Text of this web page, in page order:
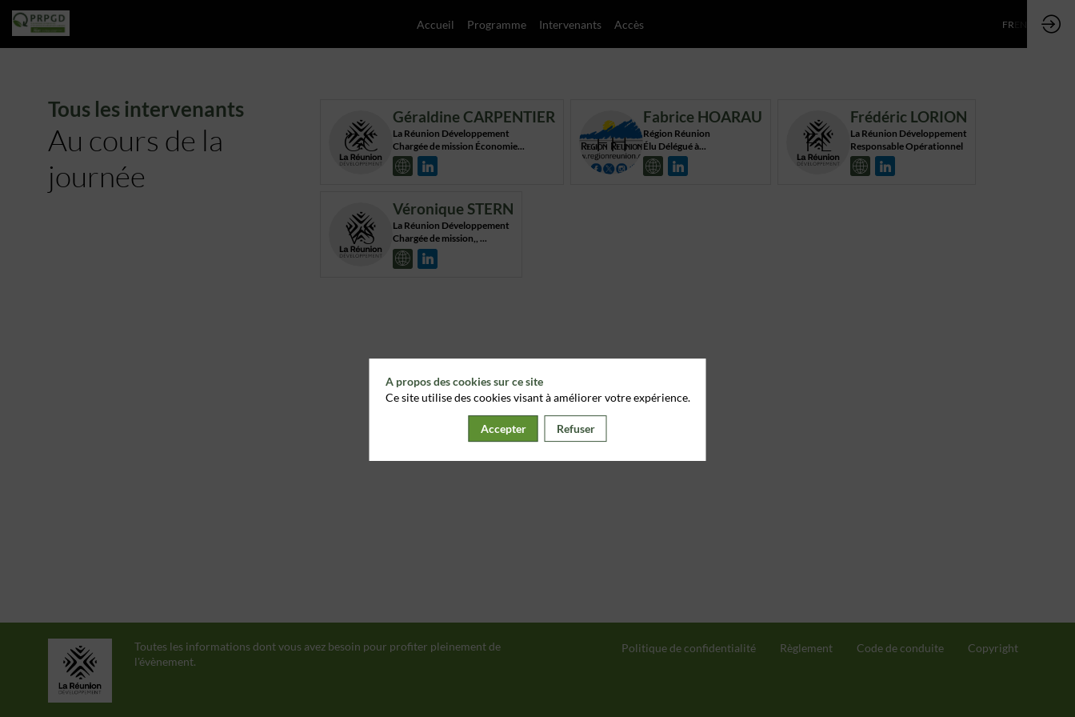
Accueil Programme Intervenants Accès FR
Tous les intervenants
Au cours de la
journée
GC
Géraldine CARPENTIER
La Réunion Développement
Chargée de mission Économie...
FH
Fabrice HOARAU
Région Réunion
Élu Délégué à...
FL
Frédéric LORION
La Réunion Développement
Responsable Opérationnel
VS
Véronique STERN
La Réunion Développement
Chargée de mission,, ...
Toutes les informations dont vous avez besoin pour profiter pleinement de
l'évènement.
Politique de confidentialité Règlement Code de conduite Copyright
A propos des cookies sur ce site
Ce site utilise des cookies visant à améliorer votre expérience.
Accepter Refuser